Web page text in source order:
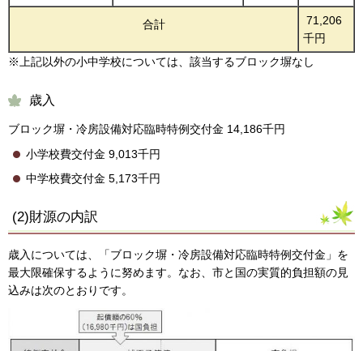
合計
71,206
千円
※上記以外の小中学校については、該当するブロック塀なし
歳入
ブロック塀・冷房設備対応臨時特例交付金 14,186千円
小学校費交付金 9,013千円
中学校費交付金 5,173千円
(2)財源の内訳
歳入については、「ブロック塀・冷房設備対応臨時特例交付金」を
最大限確保するように努めます。なお、市と国の実質的負担額の見
込みは次のとおりです。